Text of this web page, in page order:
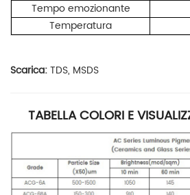
Tempo emozionante
Temperatura
Scarica:TDS, MSDS
TABELLA COLORI E